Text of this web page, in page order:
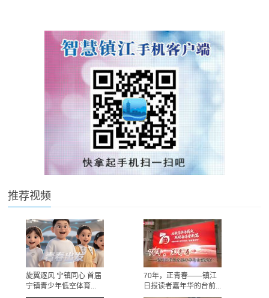
推荐视频
旋翼逐风 宁镇同心 首届
宁镇青少年低空体育...
70年，正青春——镇江
日报读者嘉年华的台前...